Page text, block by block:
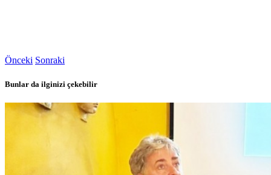
Önceki Sonraki
Bunlar da ilginizi çekebilir